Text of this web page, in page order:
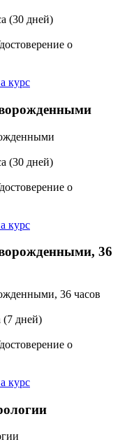
(30 дней)
о
курс
(30 дней)
о
курс
36
(7 дней)
о
курс